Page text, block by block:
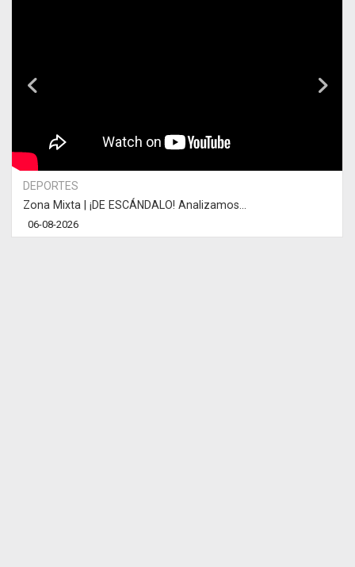
DEPORTES
Zona Mixta | ¡DE ESCÁNDALO! Analizamos...
06-08-2026